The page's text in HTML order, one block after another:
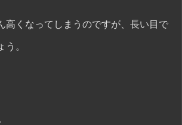
高くなってしまうのですが、長い目で
。